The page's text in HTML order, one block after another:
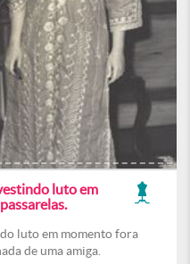
luto em
luto em momento fora
de uma amiga.